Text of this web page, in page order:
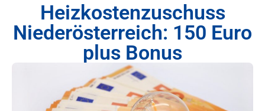
Heizkostenzuschuss
Niederösterreich: 150 Euro
plus Bonus